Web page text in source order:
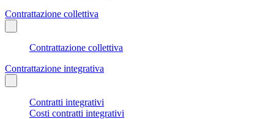
Contrattazione collettiva
Contrattazione collettiva
Contrattazione integrativa
Contratti integrativi
Costi contratti integrativi